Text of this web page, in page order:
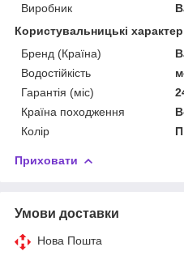
Виробник
Користувальницькі
Бренд (Країна)
Водостійкість
Гарантія (міс)
Країна походження
Колір
Приховати
Умови доставки
Нова Пошта